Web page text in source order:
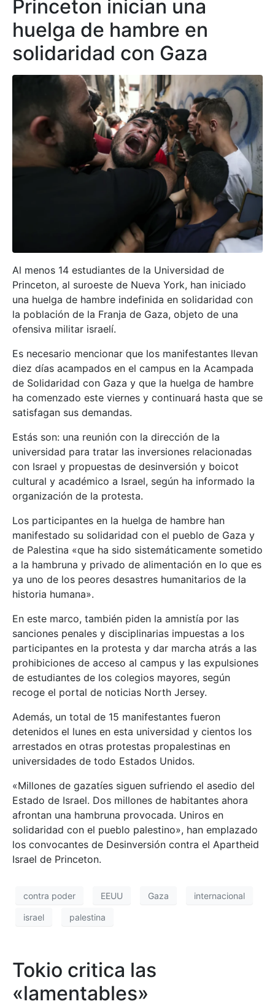
Princeton inician una
huelga de hambre en
solidaridad con Gaza
Al menos 14 estudiantes de la Universidad de
Princeton, al suroeste de Nueva York, han iniciado
una huelga de hambre indefinida en solidaridad con
la población de la Franja de Gaza, objeto de una
ofensiva militar israelí.
Es necesario mencionar que los manifestantes llevan
diez días acampados en el campus en la Acampada
de Solidaridad con Gaza y que la huelga de hambre
ha comenzado este viernes y continuará hasta que se
satisfagan sus demandas.
Estás son: una reunión con la dirección de la
universidad para tratar las inversiones relacionadas
con Israel y propuestas de desinversión y boicot
cultural y académico a Israel, según ha informado la
organización de la protesta.
Los participantes en la huelga de hambre han
manifestado su solidaridad con el pueblo de Gaza y
de Palestina «que ha sido sistemáticamente sometido
a la hambruna y privado de alimentación en lo que es
ya uno de los peores desastres humanitarios de la
historia humana».
En este marco, también piden la amnistía por las
sanciones penales y disciplinarias impuestas a los
participantes en la protesta y dar marcha atrás a las
prohibiciones de acceso al campus y las expulsiones
de estudiantes de los colegios mayores, según
recoge el portal de noticias North Jersey.
Además, un total de 15 manifestantes fueron
detenidos el lunes en esta universidad y cientos los
arrestados en otras protestas propalestinas en
universidades de todo Estados Unidos.
«Millones de gazatíes siguen sufriendo el asedio del
Estado de Israel. Dos millones de habitantes ahora
afrontan una hambruna provocada. Uniros en
solidaridad con el pueblo palestino», han emplazado
los convocantes de Desinversión contra el Apartheid
Israel de Princeton.
contra poder EEUU Gaza internacional
israel palestina
Tokio critica las
«lamentables»